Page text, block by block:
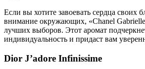
Если вы хотите завоевать сердца своих
внимание окружающих, «Chanel
лучших выборов. Этот аромат
индивидуальность и придаст вам
Dior J’adore Infinissime